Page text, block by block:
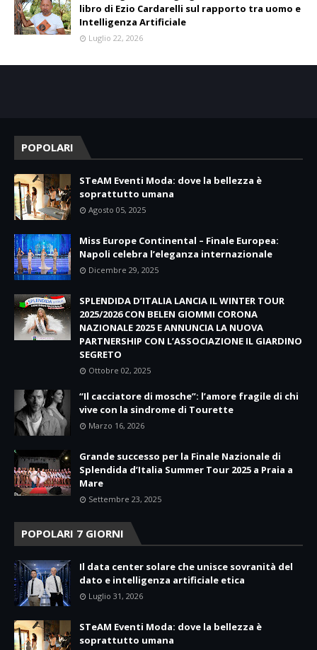
libro di Ezio Cardarelli sul rapporto tra uomo e
Intelligenza Artificiale
Luglio 22, 2026
POPOLARI
STeAM Eventi Moda: dove la bellezza è
soprattutto umana
Agosto 05, 2025
Miss Europe Continental – Finale Europea:
Napoli celebra l’eleganza internazionale
Dicembre 29, 2025
SPLENDIDA D’ITALIA LANCIA IL WINTER TOUR
2025/2026 CON BELEN GIOMMI CORONA
NAZIONALE 2025 E ANNUNCIA LA NUOVA
PARTNERSHIP CON L’ASSOCIAZIONE IL GIARDINO
SEGRETO
Ottobre 02, 2025
“Il cacciatore di mosche”: l’amore fragile di chi
vive con la sindrome di Tourette
Marzo 16, 2026
Grande successo per la Finale Nazionale di
Splendida d’Italia Summer Tour 2025 a Praia a
Mare
Settembre 23, 2025
POPOLARI 7 GIORNI
Il data center solare che unisce sovranità del
dato e intelligenza artificiale etica
Luglio 31, 2026
STeAM Eventi Moda: dove la bellezza è
soprattutto umana